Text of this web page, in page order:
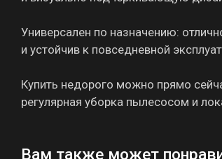
Универсален по назначению:
и устойчив к повседневной
Купить недорого можно прямо
регулярная уборка пылесосом и
Вам также может